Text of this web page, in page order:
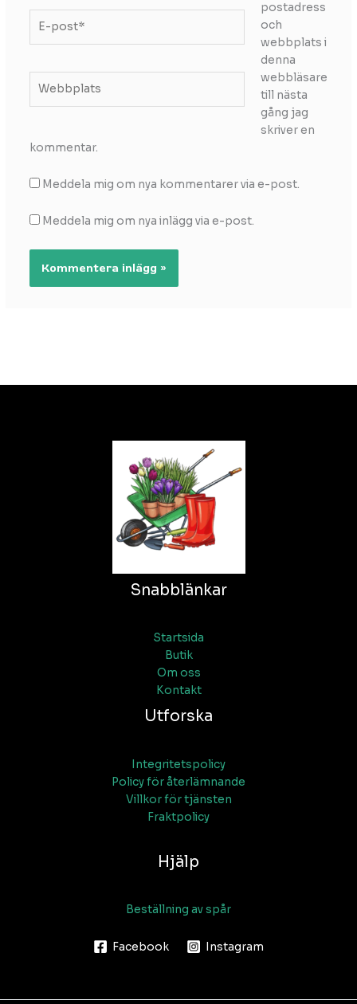
post*
postadress
och
webbplats i
denna
webbläsare
till nästa
gång jag
skriver en
kommentar.
Meddela mig om nya kommentarer via e-post.
Meddela mig om nya inlägg via e-post.
Snabblänkar
Startsida
Butik
Om oss
Kontakt
Utforska
Integritetspolicy
Policy för återlämnande
Villkor för tjänsten
Fraktpolicy
Hjälp
Beställning av spår
Facebook Instagram